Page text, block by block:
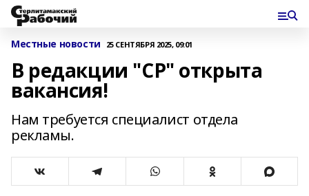
Местные новости 25 СЕНТЯБРЯ 2025, 09:01
В редакции "СР" открыта
вакансия!
Нам требуется специалист отдела
рекламы.